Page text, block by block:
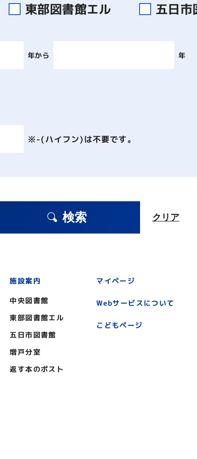
東部図書館エル 五日
年から 年
※-(ハイフン)は不要です。
検索 クリア
施設案内
中央図書館
東部図書館エル
五日市図書館
増戸分室
返す本のポスト
マイページ
Webサービスについて
こどもページ